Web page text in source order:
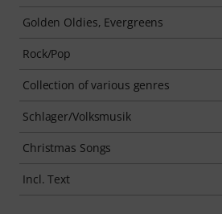
Golden Oldies, Evergreens
Rock/Pop
Collection of various genres
Schlager/Volksmusik
Christmas Songs
Incl. Text